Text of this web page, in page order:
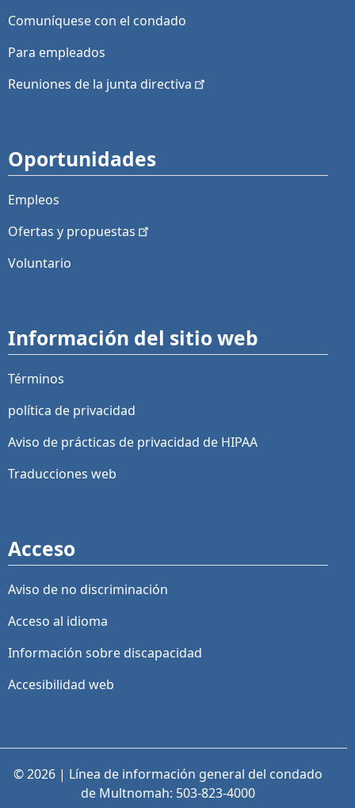
Comuníquese con el condado
Para empleados
Reuniones de la junta directiva
Oportunidades
Empleos
Ofertas y propuestas
Voluntario
Información del sitio web
Términos
política de privacidad
Aviso de prácticas de privacidad de HIPAA
Traducciones web
Acceso
Aviso de no discriminación
Acceso al idioma
Información sobre discapacidad
Accesibilidad web
© 2026 | Línea de información general del condado
de Multnomah: 503-823-4000